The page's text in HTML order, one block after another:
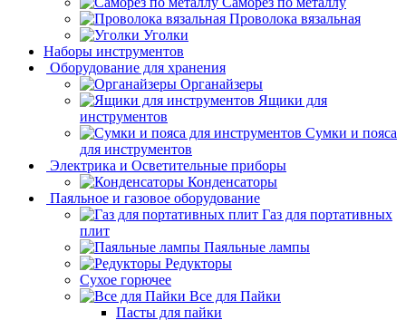
Проволока вязальная
Уголки
Наборы инструментов
Оборудование для хранения
Органайзеры
Ящики для
инструментов
Сумки и пояса
для инструментов
Электрика и Осветительные приборы
Конденсаторы
Паяльное и газовое оборудование
Газ для портативных
плит
Паяльные лампы
Редукторы
Сухое горючее
Все для Пайки
Пасты для пайки